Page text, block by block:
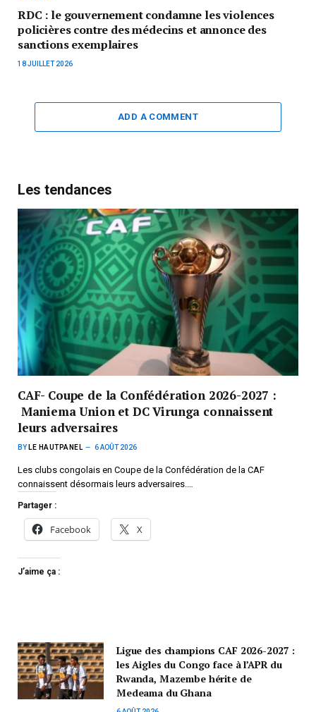
RDC : le gouvernement condamne les violences
policières contre des médecins et annonce des
sanctions exemplaires
18 JUILLET 2026
ADD A COMMENT
Les tendances
CAF- Coupe de la Confédération 2026-2027 :
Maniema Union et DC Virunga connaissent
leurs adversaires
BY LE HAUTPANEL 6 AOÛT 2026
Les clubs congolais en Coupe de la Confédération de la CAF
connaissent désormais leurs adversaires.…
Partager :
Facebook X
J’aime ça :
Ligue des champions CAF 2026-2027 :
les Aigles du Congo face à l’APR du
Rwanda, Mazembe hérite de
Medeama du Ghana